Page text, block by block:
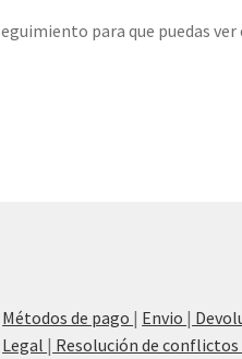
para que puedas
Métodos de pago | Envio |
Legal | Resolución de